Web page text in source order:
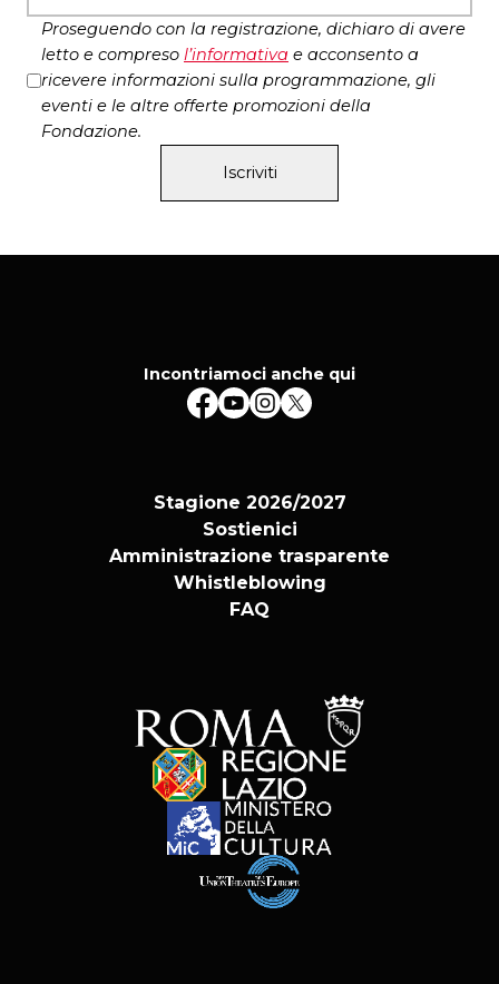
Proseguendo con la registrazione, dichiaro di avere
letto e compreso l’informativa e acconsento a
ricevere informazioni sulla programmazione, gli
eventi e le altre offerte promozioni della
Fondazione.
Iscriviti
Incontriamoci anche qui
Stagione 2026/2027
Sostienici
Amministrazione trasparente
Whistleblowing
FAQ